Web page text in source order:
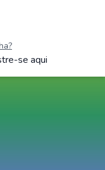
se aqui